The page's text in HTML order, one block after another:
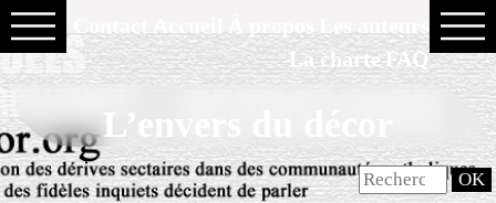
La charte FAQ
L’envers du décor